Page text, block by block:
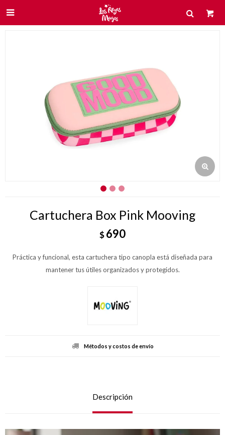

Cartuchera Box Pink Mooving
$690
Práctica y funcional, esta cartuchera tipo canopla está diseñada para
mantener tus útiles organizados y protegidos.
Métodos y costos de envío
Descripción